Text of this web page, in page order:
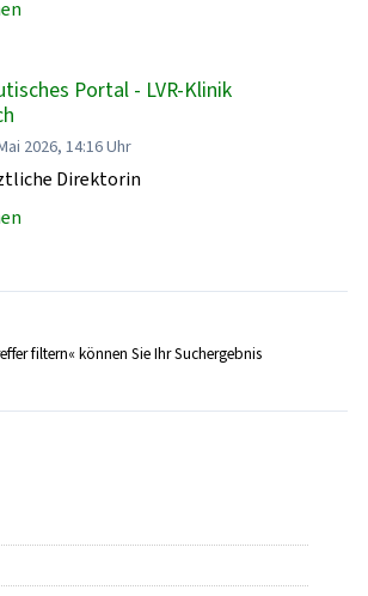
Portal - LVR-Klinik
2026, 14:16 Uhr
Direktorin
filtern« können Sie Ihr Suchergebnis